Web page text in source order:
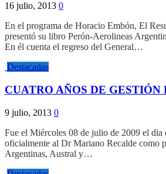
16 julio, 2013 0
En el programa de Horacio Embón, El
presentó su libro Perón-Aerolineas
En él cuenta el regreso del General…
Destacadas
CUATRO AÑOS DE GESTIÓN
9 julio, 2013 0
Fue el Miércoles 08 de julio de 2009 el dia
oficialmente al Dr Mariano Recalde como
Argentinas, Austral y…